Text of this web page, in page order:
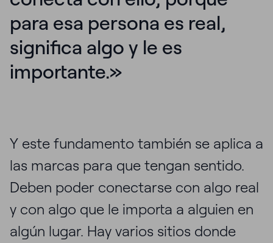
para esa persona es real,
significa algo y le es
importante.»
Y este fundamento también se aplica a
las marcas para que tengan sentido.
Deben poder conectarse con algo real
y con algo que le importa a alguien en
algún lugar. Hay varios sitios donde